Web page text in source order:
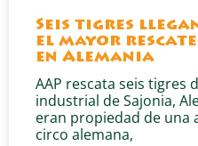
Seis tigres
el mayor
en Alemania
AAP rescata seis tigres
industrial de Sajonia,
eran propiedad de una
circo alemana,